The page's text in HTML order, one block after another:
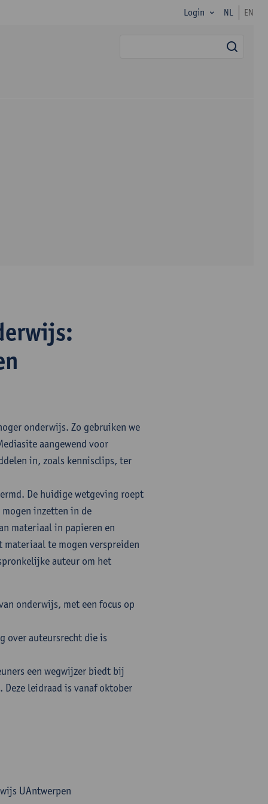
Login NL EN
onderwijs. Zo gebruiken we
aangewend voor
in, zoals kennisclips, ter
De huidige wetgeving roept
inzetten in de
materiaal in papieren en
te mogen verspreiden
auteur om het
onderwijs, met een focus op
over auteursrecht die is
een wegwijzer biedt bij
leidraad is vanaf oktober
UAntwerpen